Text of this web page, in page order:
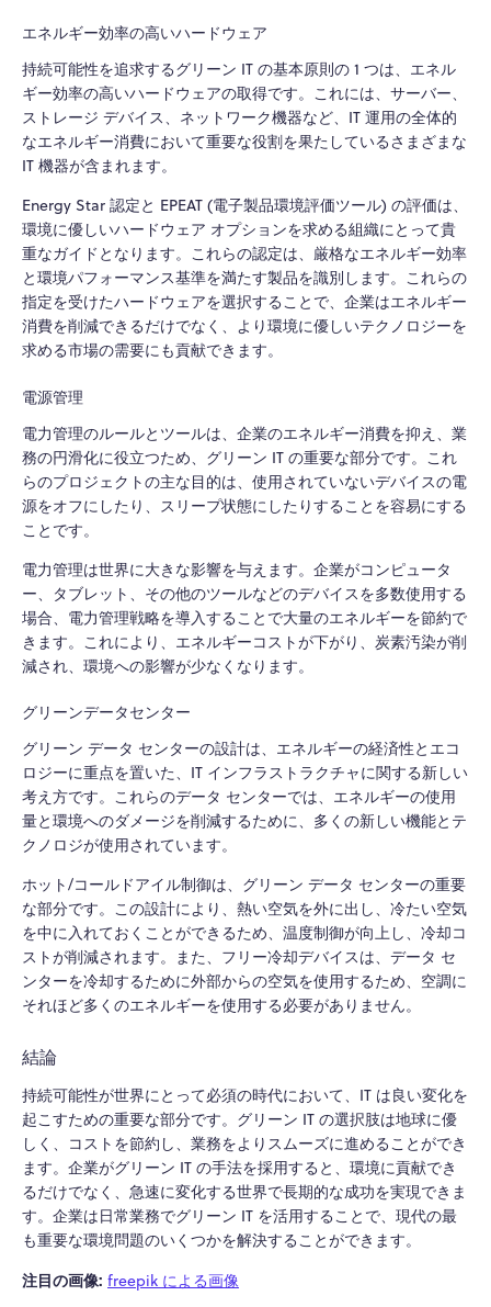
エネルギー効率の高いハードウェア
持続可能性を追求するグリーン IT の基本原則の 1 つは、エネル
ギー効率の高いハードウェアの取得です。これには、サーバー、
ストレージ デバイス、ネットワーク機器など、IT 運用の全体的
なエネルギー消費において重要な役割を果たしているさまざまな
IT 機器が含まれます。
Energy Star 認定と EPEAT (電子製品環境評価ツール) の評価は、
環境に優しいハードウェア オプションを求める組織にとって貴
重なガイドとなります。これらの認定は、厳格なエネルギー効率
と環境パフォーマンス基準を満たす製品を識別します。これらの
指定を受けたハードウェアを選択することで、企業はエネルギー
消費を削減できるだけでなく、より環境に優しいテクノロジーを
求める市場の需要にも貢献できます。
電源管理
電力管理のルールとツールは、企業のエネルギー消費を抑え、業
務の円滑化に役立つため、グリーン IT の重要な部分です。これ
らのプロジェクトの主な目的は、使用されていないデバイスの電
源をオフにしたり、スリープ状態にしたりすることを容易にする
ことです。
電力管理は世界に大きな影響を与えます。企業がコンピュータ
ー、タブレット、その他のツールなどのデバイスを多数使用する
場合、電力管理戦略を導入することで大量のエネルギーを節約で
きます。これにより、エネルギーコストが下がり、炭素汚染が削
減され、環境への影響が少なくなります。
グリーンデータセンター
グリーン データ センターの設計は、エネルギーの経済性とエコ
ロジーに重点を置いた、IT インフラストラクチャに関する新しい
考え方です。これらのデータ センターでは、エネルギーの使用
量と環境へのダメージを削減するために、多くの新しい機能とテ
クノロジが使用されています。
ホット/コールドアイル制御は、グリーン データ センターの重要
な部分です。この設計により、熱い空気を外に出し、冷たい空気
を中に入れておくことができるため、温度制御が向上し、冷却コ
ストが削減されます。また、フリー冷却デバイスは、データ セ
ンターを冷却するために外部からの空気を使用するため、空調に
それほど多くのエネルギーを使用する必要がありません。
結論
持続可能性が世界にとって必須の時代において、IT は良い変化を
起こすための重要な部分です。グリーン IT の選択肢は地球に優
しく、コストを節約し、業務をよりスムーズに進めることができ
ます。企業がグリーン IT の手法を採用すると、環境に貢献でき
るだけでなく、急速に変化する世界で長期的な成功を実現できま
す。企業は日常業務でグリーン IT を活用することで、現代の最
も重要な環境問題のいくつかを解決することができます。
注目の画像: freepik による画像